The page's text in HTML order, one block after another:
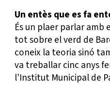
Un entès que es fa
És un plaer parlar amb
tot sobre el verd de
coneix la teoria sinó
va treballar cinc anys
l’Institut Municipal de